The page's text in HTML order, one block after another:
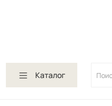
Каталог